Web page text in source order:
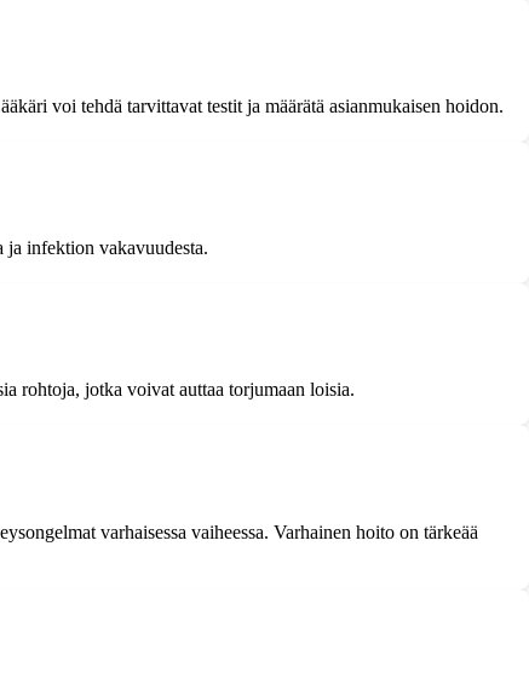
voi tehdä tarvittavat testit ja määrätä asianmukaisen hoidon.
ja infektion vakavuudesta.
rohtoja, jotka voivat auttaa torjumaan loisia.
varhaisessa vaiheessa. Varhainen hoito on tärkeää